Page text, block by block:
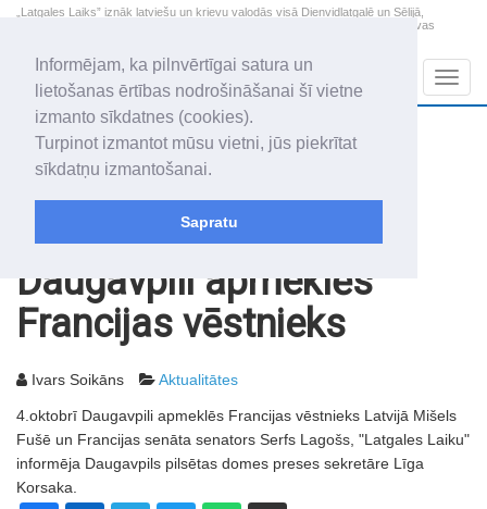
Informējam, ka pilnvērtīgai satura un
lietošanas ērtības nodrošināšanai šī vietne
izmanto sīkdatnes (cookies).
Turpinot izmantot mūsu vietni, jūs piekrītat
sīkdatņu izmantošanai.
Sapratu
„Latgales Laiks” iznāk latviešu un krievu valodās visā Dienvidlatgalē un Sēlijā,
„Latgales Laiks” latviešu valodā aptver Daugavpils valstspilsētu, Augšdaugavas
2026. gada 9. augusts
Svētdiena
Genovefa, Genoveva, Madara
+17.2
Daugavpili apmeklēs
Francijas vēstnieks
Ivars Soikāns Aktualitātes
4.oktobrī Daugavpili apmeklēs Francijas vēstnieks Latvijā Mišels
Fušē un Francijas senāta senators Serfs Lagošs, "Latgales Laiku"
informēja Daugavpils pilsētas domes preses sekretāre Līga
Korsaka.